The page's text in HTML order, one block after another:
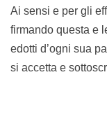
Ai sensi e per gli
firmando questa e
edotti d’ogni sua
si accetta e